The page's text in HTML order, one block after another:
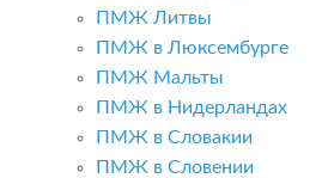
ПМЖ Литвы
ПМЖ в Люксембурге
ПМЖ Мальты
ПМЖ в Нидерландах
ПМЖ в Словакии
ПМЖ в Словении